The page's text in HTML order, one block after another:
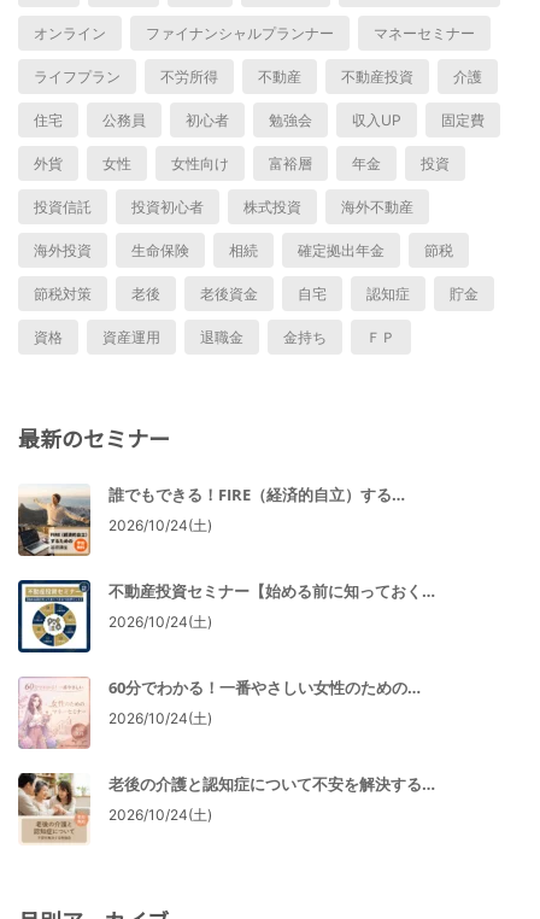
オンライン ファイナンシャルプランナー マネーセミナー
ライフプラン 不労所得 不動産 不動産投資 介護
住宅 公務員 初心者 勉強会 収入UP 固定費
外貨 女性 女性向け 富裕層 年金 投資
投資信託 投資初心者 株式投資 海外不動産
海外投資 生命保険 相続 確定拠出年金 節税
節税対策 老後 老後資金 自宅 認知症 貯金
資格 資産運用 退職金 金持ち ＦＰ
最新のセミナー
誰でもできる！FIRE（経済的自立）する…
2026/10/24(土)
不動産投資セミナー【始める前に知っておく…
2026/10/24(土)
60分でわかる！一番やさしい女性のための…
2026/10/24(土)
老後の介護と認知症について不安を解決する…
2026/10/24(土)